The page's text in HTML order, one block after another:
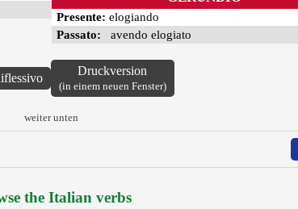
Presente: elogiando
Passato: avendo elogiato
Druckversion
(in einem neuen Fenster)
weiter unten
the Italian verbs